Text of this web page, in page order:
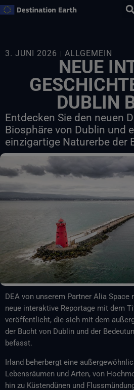
Zum
3. JUNI 2026 ALLGEMEIN
NEUE
DUBLIN
Entdecken Sie den neuen
Biosphäre von Dublin und
einzigartige Naturerbe der
DEA von unserem Partner Alia Space
neue interaktive Reportage mit dem
veröffentlicht, die sich mit dem
der Bucht von Dublin und der
befasst.
Irland beherbergt eine
Lebensräumen und Arten, von
hin zu Küstendünen und